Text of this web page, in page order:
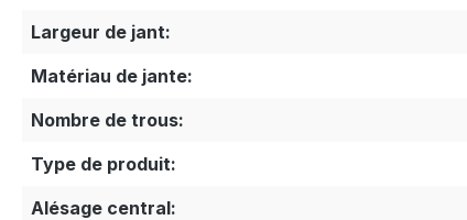
Largeur de jant:
Matériau de jante:
Nombre de trous:
Type de produit:
Alésage central: